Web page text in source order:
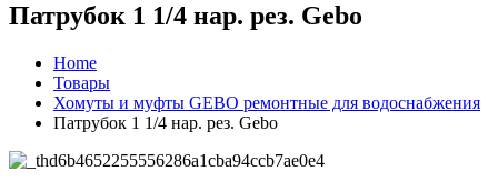
Патрубок 1 1/4 нар. рез. Gebo
Home
Товары
Хомуты и муфты GEBO ремонтные для водоснабжения
Патрубок 1 1/4 нар. рез. Gebo